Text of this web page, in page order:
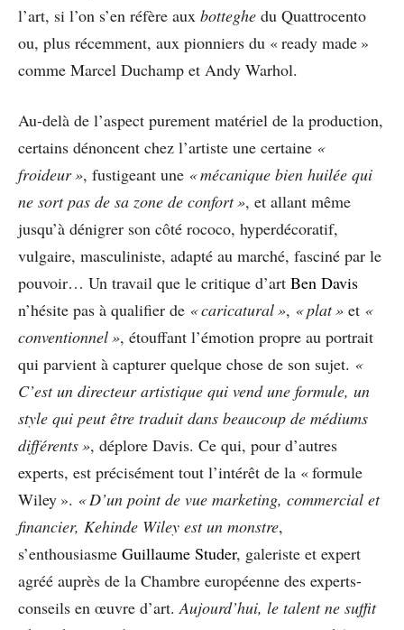
l’art, si l’on s’en réfère aux botteghe du Quattrocento
ou, plus récemment, aux pionniers du « ready made »
comme Marcel Duchamp et Andy Warhol.
Au-delà de l’aspect purement matériel de la production,
certains dénoncent chez l’artiste une certaine «
froideur », fustigeant une « mécanique bien huilée qui
ne sort pas de sa zone de confort », et allant même
jusqu’à dénigrer son côté rococo, hyperdécoratif,
vulgaire, masculiniste, adapté au marché, fasciné par le
pouvoir… Un travail que le critique d’art Ben Davis
n’hésite pas à qualifier de « caricatural », « plat » et «
conventionnel », étouffant l’émotion propre au portrait
qui parvient à capturer quelque chose de son sujet. «
C’est un directeur artistique qui vend une formule, un
style qui peut être traduit dans beaucoup de médiums
différents », déplore Davis. Ce qui, pour d’autres
experts, est précisément tout l’intérêt de la « formule
Wiley ». « D’un point de vue marketing, commercial et
financier, Kehinde Wiley est un monstre,
s’enthousiasme Guillaume Studer, galeriste et expert
agréé auprès de la Chambre européenne des experts-
conseils en œuvre d’art. Aujourd’hui, le talent ne suffit